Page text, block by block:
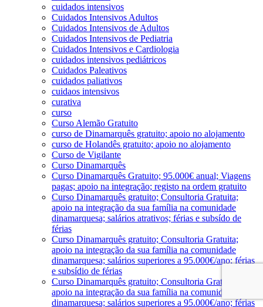
cuidados intensivos
Cuidados Intensivos Adultos
Cuidados Intensivos de Adultos
Cuidados Intensivos de Pediatria
Cuidados Intensivos e Cardiologia
cuidados intensivos pediátricos
Cuidados Paleativos
cuidados paliativos
cuidaos intensivos
curativa
curso
Curso Alemão Gratuito
curso de Dinamarquês gratuito; apoio no alojamento
curso de Holandês gratuito; apoio no alojamento
Curso de Vigilante
Curso Dinamarquês
Curso Dinamarquês Gratuito; 95.000€ anual; Viagens
pagas; apoio na integração; registo na ordem gratuito
Curso Dinamarquês gratuito; Consultoria Gratuita;
apoio na integração da sua família na comunidade
dinamarquesa; salários atrativos; férias e subsído de
férias
Curso Dinamarquês gratuito; Consultoria Gratuita;
apoio na integração da sua família na comunidade
dinamarquesa; salários superiores a 95.000€/ano; férias
e subsídio de férias
Curso Dinamarquês gratuito; Consultoria Gratuita;
apoio na integração da sua família na comunidade
dinamarquesa; salários superiores a 95.000€/ano; férias